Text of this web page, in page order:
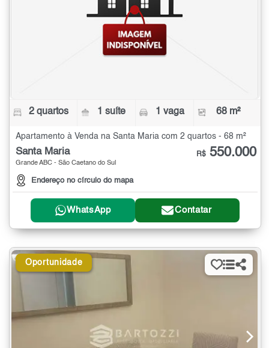
2 quartos 1 suíte 1 vaga 68 m²
Apartamento à Venda na Santa Maria com 2 quartos - 68 m²
Santa Maria
Grande ABC - São Caetano do Sul
Endereço no círculo do mapa
R$ 550.000
WhatsApp Contatar
Oportunidade